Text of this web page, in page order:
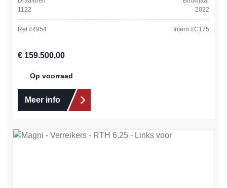
1122
2022
Ref #4954 Intern #C175
Normale prijs:
€ 159.500,00
Op voorraad
Meer info